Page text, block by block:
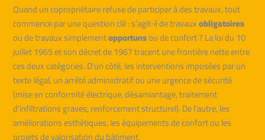
Quand un copropriétaire refuse de participer à des travaux, tout
commence par une question clé : s’agit‑il de travauxobligatoires
ou de travaux simplementopportunsou de confort ? La loi du 10
juillet 1965 et son décret de 1967 tracent une frontière nette entre
ces deux catégories. D’un côté, les interventions imposées par un
texte légal, un arrêté administratif ou une urgence de sécurité
(mise en conformité électrique, désamiantage, traitement
d’infiltrations graves, renforcement structurel). De l’autre, les
améliorations esthétiques, les équipements de confort ou les
projets de valorisation du bâtiment.